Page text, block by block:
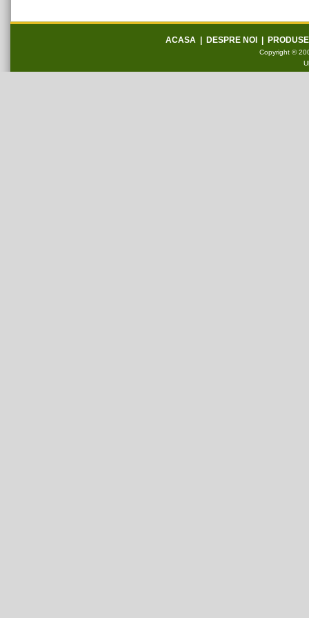
ACASA DESPRE NOI
Copyright ©